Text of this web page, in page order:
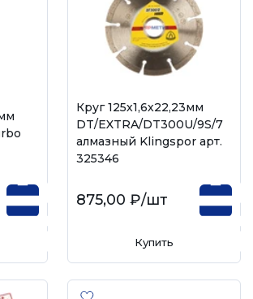
Круг 125х1,6х22,23мм
DT/EXTRA/DT300U/9S/7
алмазный Klingspor арт.
325346
875,00 ₽/шт
Купить